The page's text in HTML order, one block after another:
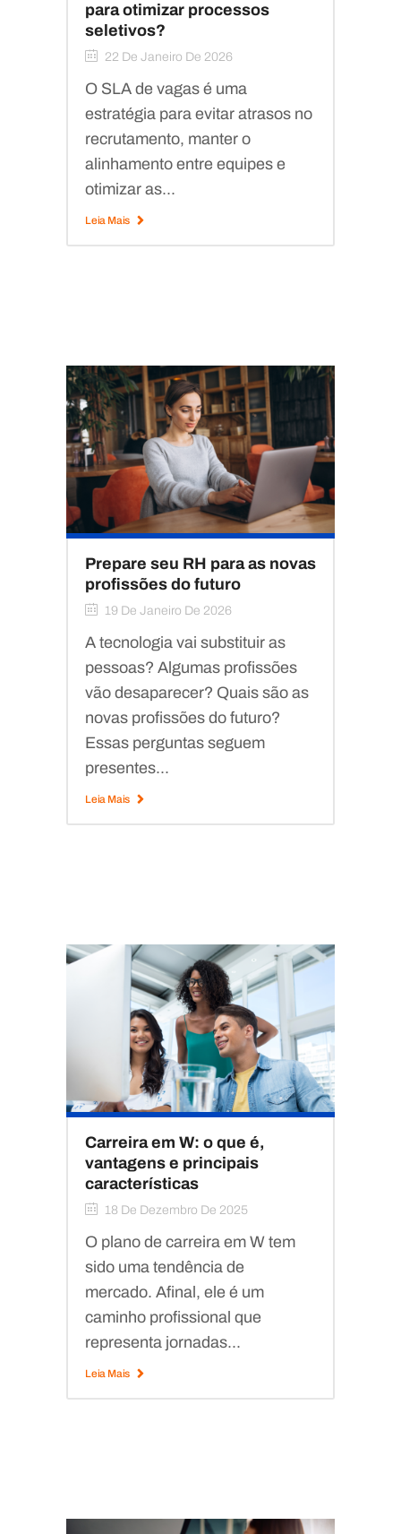
para otimizar processos
seletivos?
22 De Janeiro De 2026
O SLA de vagas é uma
estratégia para evitar atrasos no
recrutamento, manter o
alinhamento entre equipes e
otimizar as...
Leia Mais
Prepare seu RH para as novas
profissões do futuro
19 De Janeiro De 2026
A tecnologia vai substituir as
pessoas? Algumas profissões
vão desaparecer? Quais são as
novas profissões do futuro?
Essas perguntas seguem
presentes...
Leia Mais
Carreira em W: o que é,
vantagens e principais
características
18 De Dezembro De 2025
O plano de carreira em W tem
sido uma tendência de
mercado. Afinal, ele é um
caminho profissional que
representa jornadas...
Leia Mais